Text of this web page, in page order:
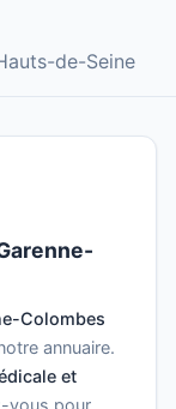
de-Seine
Colombes
annuaire.
et